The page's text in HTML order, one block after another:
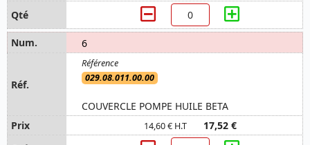
6
029.08.011.00.00
COUVERCLE POMPE HUILE BETA
14,60 € H.T 17,52 €